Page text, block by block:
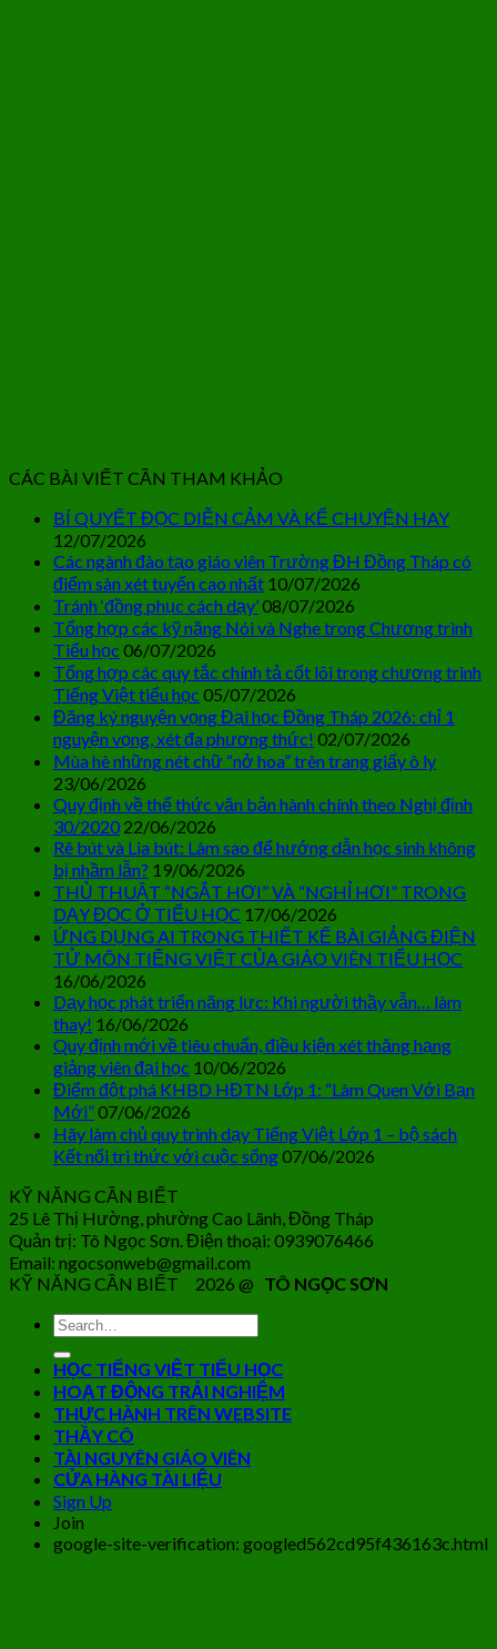
CÁC BÀI VIẾT CẦN THAM KHẢO
BÍ QUYẾT ĐỌC DIỄN CẢM VÀ KỂ CHUYỆN HAY
12/07/2026
Các ngành đào tạo giáo viên Trường ĐH Đồng Tháp có
điểm sàn xét tuyển cao nhất 10/07/2026
Tránh ‘đồng phục cách dạy’08/07/2026
Tổng hợp các kỹ năng Nói và Nghe trong Chương trình
Tiểu học 06/07/2026
Tổng hợp các quy tắc chính tả cốt lõi trong chương trình
Tiếng Việt tiểu học 05/07/2026
Đăng ký nguyện vọng Đại học Đồng Tháp 2026: chỉ 1
nguyện vọng, xét đa phương thức! 02/07/2026
Mùa hè những nét chữ “nở hoa” trên trang giấy ô ly
23/06/2026
Quy định về thể thức văn bản hành chính theo Nghị định
30/2020 22/06/2026
Rê bút và Lia bút: Làm sao để hướng dẫn học sinh không
bị nhầm lẫn? 19/06/2026
THỦ THUẬT “NGẮT HƠI” VÀ “NGHỈ HƠI” TRONG
DẠY ĐỌC Ở TIỂU HỌC 17/06/2026
ỨNG DỤNG AI TRONG THIẾT KẾ BÀI GIẢNG ĐIỆN
TỬ MÔN TIẾNG VIỆT CỦA GIÁO VIÊN TIỂU HỌC
16/06/2026
Dạy học phát triển năng lực: Khi người thầy vẫn… làm
thay! 16/06/2026
Quy định mới về tiêu chuẩn, điều kiện xét thăng hạng
giảng viên đại học 10/06/2026
Điểm đột phá KHBD HĐTN Lớp 1: “Làm Quen Với Bạn
Mới”07/06/2026
Hãy làm chủ quy trình dạy Tiếng Việt Lớp 1 – bộ sách
Kết nối tri thức với cuộc sống07/06/2026
KỸ NĂNG CẦN BIẾT
25 Lê Thị Hường, phường Cao Lãnh, Đồng Tháp
Quản trị: Tô Ngọc Sơn. Điện thoại: 0939076466
Email: ngocsonweb@gmail.com
KỸ NĂNG CẦN BIẾT 2026 @ TÔ NGỌC SƠN
HỌC TIẾNG VIỆT TIỂU HỌC
HOẠT ĐỘNG TRẢI NGHIỆM
THỰC HÀNH TRÊN WEBSITE
THẦY CÔ
TÀI NGUYÊN GIÁO VIÊN
CỬA HÀNG TÀI LIỆU
Sign Up
Join
google-site-verification: googled562cd95f436163c.html